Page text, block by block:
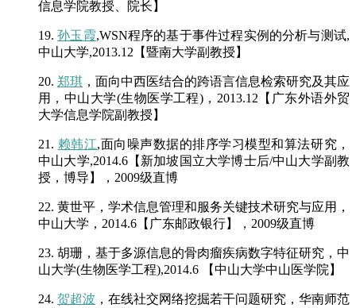
信息学院教授、院长】
19.孙玉霞,WSN程序的基于事件过程实例的分析与测试,
中山大学,2013.12【暨南大学副教授】
20. 郑琪 ，面向中西医结合的跨语言信息检索研究及其应
用，中山大学(生物医学工程)，2013.12【广东外语外贸
大学信息学院副教授】
21. 赖韩江,面向噪声数据的排序学习模型和算法研究，
中山大学,2014.6【新加坡国立大学博士后/中山大学副教
授，博导】，2009级直博
22. 黄世平，学术信息管理和服务关键技术研究与应用，
中山大学，2014.6【广东邮政银行】，2009级直博
23. 胡珊，基于多源信息的骨肉瘤疾病数字特征研究，中
山大学(生物医学工程),2014.6 【中山大学中山医学院】
24. 贺超波 ，在线社交网络挖掘若干问题研究，华南师范